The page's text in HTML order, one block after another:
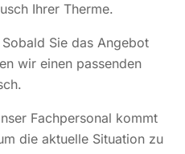
Ihrer Therme.
Sobald Sie das Angebot
wir einen passenden
Fachpersonal kommt
die aktuelle Situation zu